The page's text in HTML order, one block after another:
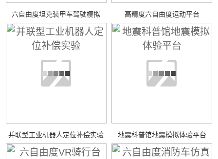
六自由度坦克装甲车驾驶模拟 高精度六自由度运动平台
并联型工业机器人定位补偿实验 地震科普馆地震模拟体验平台